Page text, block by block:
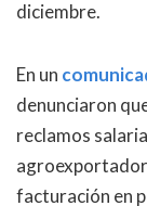
diciembre.
En un
denunciaron
reclamos
agroexportador
facturación en